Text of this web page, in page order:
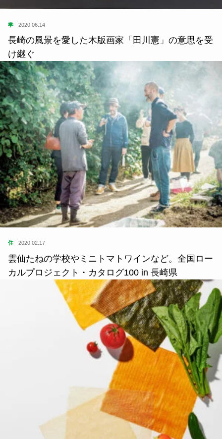
学 2020.06.14
長崎の風景を愛した木版画家「田川憲」の意思を受
け継ぐ
住 2020.02.17
雲仙たねの学校やミニトマトワインなど。全国ロー
カルプロジェクト・カタログ100 in 長崎県